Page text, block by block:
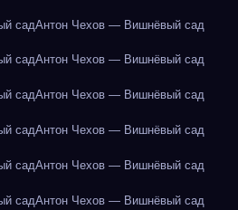
садАнтон Чехов — Вишнёвый сад
садАнтон Чехов — Вишнёвый сад
садАнтон Чехов — Вишнёвый сад
садАнтон Чехов — Вишнёвый сад
садАнтон Чехов — Вишнёвый сад
садАнтон Чехов — Вишнёвый сад